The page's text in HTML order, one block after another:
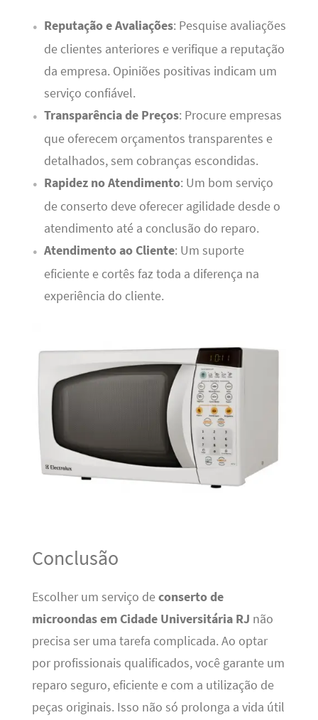
Reputação e Avaliações: Pesquise avaliações
de clientes anteriores e verifique a reputação
da empresa. Opiniões positivas indicam um
serviço confiável.
Transparência de Preços: Procure empresas
que oferecem orçamentos transparentes e
detalhados, sem cobranças escondidas.
Rapidez no Atendimento: Um bom serviço
de conserto deve oferecer agilidade desde o
atendimento até a conclusão do reparo.
Atendimento ao Cliente: Um suporte
eficiente e cortês faz toda a diferença na
experiência do cliente.
Conclusão
Escolher um serviço deconserto de
microondas em Cidade Universitária RJ não
precisa ser uma tarefa complicada. Ao optar
por profissionais qualificados, você garante um
reparo seguro, eficiente e com a utilização de
peças originais. Isso não só prolonga a vida útil